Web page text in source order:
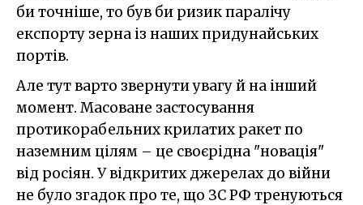
би точніше, то був би ризик паралічу
експорту зерна із наших придунайських
портів.
Але тут варто звернути увагу й на інший
момент. Масоване застосування
протикорабельних крилатих ракет по
наземним цілям – це своєрідна "новація"
від росіян. У відкритих джерелах до війни
не було згадок про те, що ЗС РФ тренуються